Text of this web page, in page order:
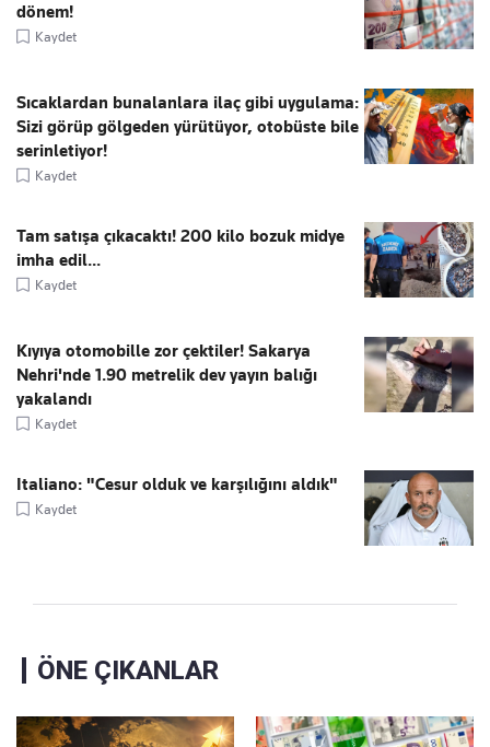
dönem!
Kaydet
Sıcaklardan bunalanlara ilaç gibi uygulama:
Sizi görüp gölgeden yürütüyor, otobüste bile
serinletiyor!
Kaydet
Tam satışa çıkacaktı! 200 kilo bozuk midye
imha edil...
Kaydet
Kıyıya otomobille zor çektiler! Sakarya
Nehri'nde 1.90 metrelik dev yayın balığı
yakalandı
Kaydet
Italiano: "Cesur olduk ve karşılığını aldık"
Kaydet
ÖNE ÇIKANLAR